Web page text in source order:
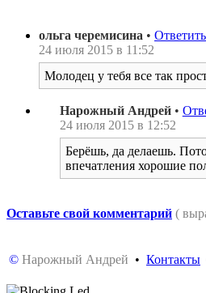
ольга черемисина • Ответить
24 июля 2015 в 11:52
Молодец у тебя все так
Нарожный Андрей •
24 июля 2015 в 12:52
Берёшь, да делаешь.
впечатления хорошие
Оставьте свой комментарий (
© Нарожный Андрей • Контакты